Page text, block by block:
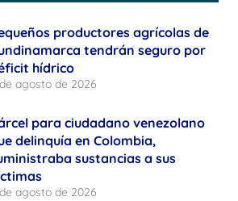
productores agrícolas de
tendrán seguro por
hídrico
agosto de 2026
para ciudadano venezolano
delinquía en Colombia,
sustancias a sus
agosto de 2026